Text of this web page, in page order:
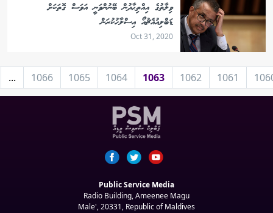
ވިލާތުގެ އިއްތިޙާދުން ބޭނުންވަނީ އަވަސް ގޮތަކަށް
ޑަބްލިއުއެޗުއޯ އިސްލާހުކުރަން
Oct 31, 2020
1061
1062
1063
1064
1065
1066
...
Public Service Media
Radio Building, Ameenee Magu
Male', 20331, Republic of Maldives